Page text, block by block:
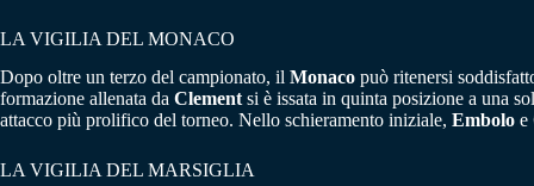
LA VIGILIA DEL MONACO
Dopo oltre un terzo del campionato, il Monaco può ritenersi
formazione allenata da Clementsi è issata in quinta posizione a una
attacco più prolifico del torneo. Nello schieramento iniziale, Embolo e
LA VIGILIA DEL MARSIGLIA